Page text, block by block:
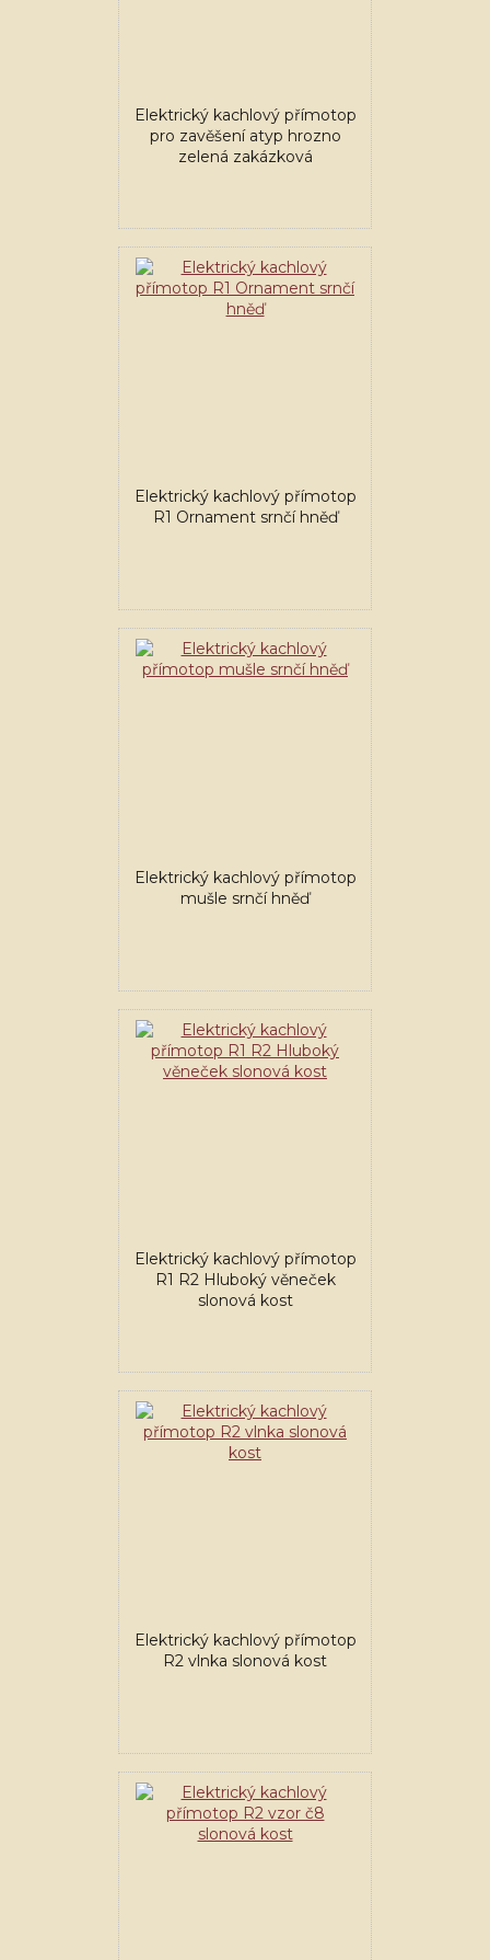
Elektrický kachlový přímotop
pro zavěšení atyp hrozno
zelená zakázková
Elektrický kachlový přímotop
R1 Ornament srnčí hněď
Elektrický kachlový přímotop
mušle srnčí hněď
Elektrický kachlový přímotop
R1 R2 Hluboký věneček
slonová kost
Elektrický kachlový přímotop
R2 vlnka slonová kost